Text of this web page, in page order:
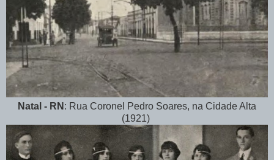
Natal - RN : Rua Coronel Pedro Soares, na Cidade Alta
(1921)